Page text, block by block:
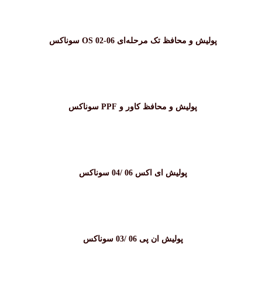
پولیش و محافظ تک مرحله‌ای OS 02-06 سوناکس
پولیش و محافظ کاور و PPF سوناکس
پولیش ای اکس 06 /04 سوناکس
پولیش ان پی 06 /03 سوناکس